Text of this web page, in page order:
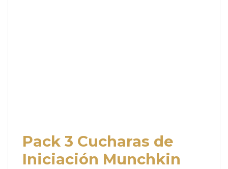
Pack 3 Cucharas de
Iniciación Munchkin